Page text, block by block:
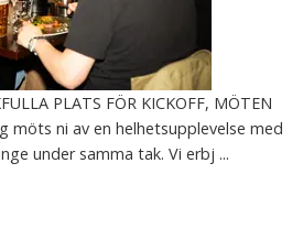
PLATS FÖR KICKOFF, MÖTEN
möts ni av en helhetsupplevelse med
under samma tak. Vi erbj ...